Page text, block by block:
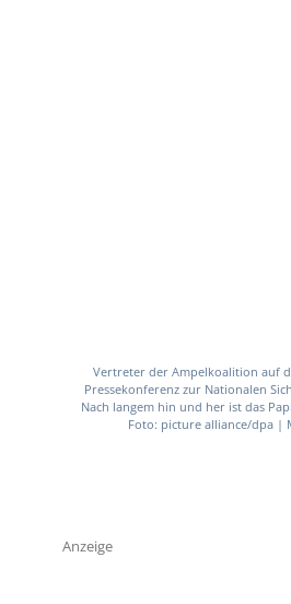
Vertreter der Ampelkoalition auf
Pressekonferenz zur Nationalen
Nach langem hin und her ist das
Foto: picture alliance/dpa |
Anzeige